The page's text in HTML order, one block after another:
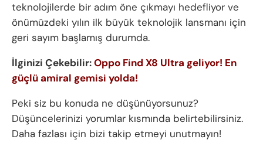
teknolojilerde bir adım öne çıkmayı hedefliyor ve
önümüzdeki yılın ilk büyük teknolojik lansmanı için
geri sayım başlamış durumda.
İlginizi Çekebilir:Oppo Find X8 Ultra geliyor! En
güçlü amiral gemisi yolda!
Peki siz bu konuda ne düşünüyorsunuz?
Düşüncelerinizi yorumlar kısmında belirtebilirsiniz.
Daha fazlası için bizi takip etmeyi unutmayın!